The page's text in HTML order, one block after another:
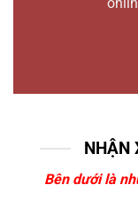
NHẬN
Bên dưới là